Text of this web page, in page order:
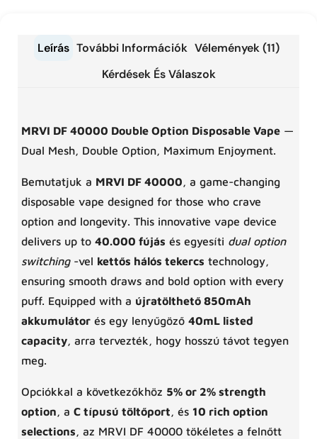
Leírás További Információk Vélemények (11)
Kérdések És Válaszok
MRVI DF 40000 Double Option Disposable Vape —
Dual Mesh, Double Option, Maximum Enjoyment.
Bemutatjuk a MRVI DF 40000, a game-changing
disposable vape designed for those who crave
option and longevity. This innovative vape device
delivers up to 40.000 fújás és egyesíti dual option
switching-vel kettős hálós tekercs technology,
ensuring smooth draws and bold option with every
puff. Equipped with a újratölthető 850mAh
akkumulátor és egy lenyűgöző 40mL listed
capacity, arra tervezték, hogy hosszú távot tegyen
meg.
Opciókkal a következőkhöz 5% or 2% strength
option, a C típusú töltőport, és 10 rich option
selections, az MRVI DF 40000 tökéletes a felnőtt